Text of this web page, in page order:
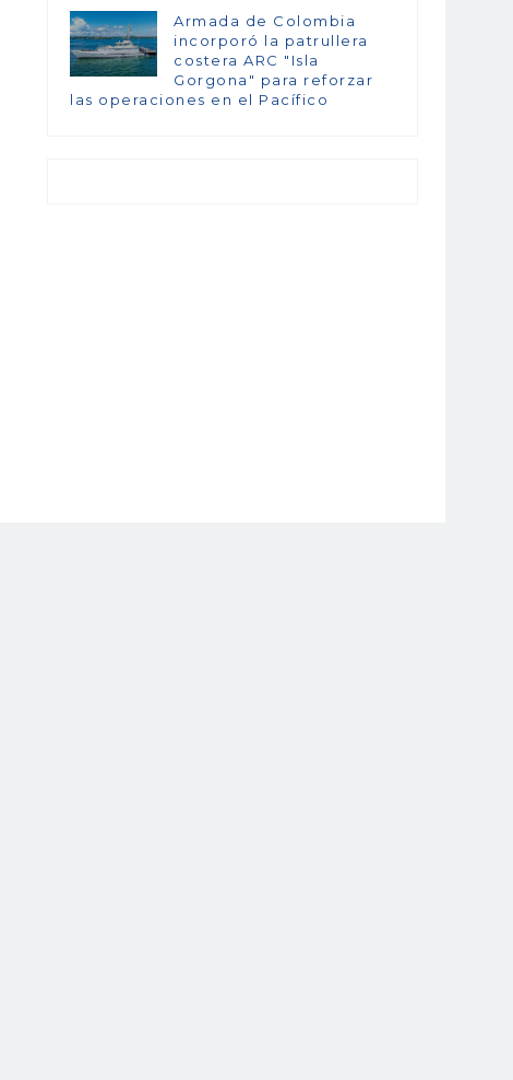
Armada de Colombia
incorporó la patrullera
costera ARC "Isla
Gorgona" para reforzar
las operaciones en el Pacífico